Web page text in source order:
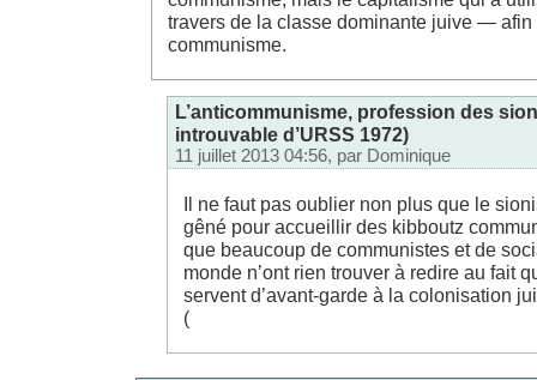
travers de la classe dominante juive — afin
communisme.
L’anticommunisme, profession des
introuvable d’URSS 1972)
11 juillet 2013 04:56, par Dominique
Il ne faut pas oublier non plus que le
gêné pour accueillir des kibboutz
que beaucoup de communistes et de
monde n’ont rien trouver à redire au fait
servent d’avant-garde à la colonisation
(